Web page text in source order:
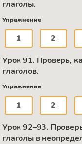
глаголы.
Упражнение
1 2
Урок 91. Проверь,
глаголов.
Упражнение
1 2
Урок 92–93.
глаголы в